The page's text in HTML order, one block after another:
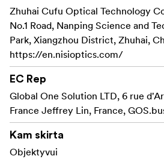
Zhuhai Cufu Optical Technology
No.1 Road, Nanping Science and
Park, Xiangzhou District, Zhuhai,
https://en.nisioptics.com/
EC Rep
Global One Solution LTD, 6 rue
France Jeffrey Lin, France,
Kam skirta
Objektyvui